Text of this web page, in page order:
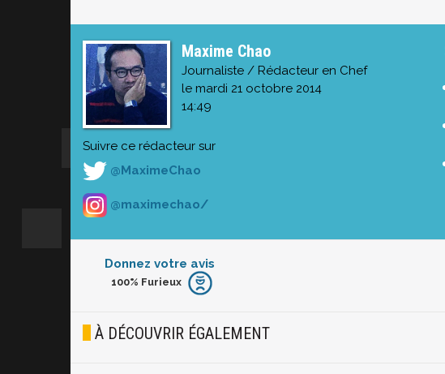
Maxime Chao
Journaliste / Rédacteur en Chef
le mardi 21 octobre 2014
14:49
Suivre ce rédacteur sur
@MaximeChao
@maximechao/
Donnez votre avis
Furieux
100% Furieux
À DÉCOUVRIR ÉGALEMENT